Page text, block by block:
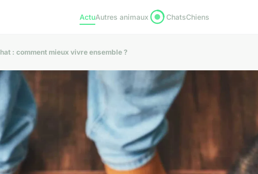
ActuAutres animaux ChatsChiens
: comment mieux vivre ensemble ?